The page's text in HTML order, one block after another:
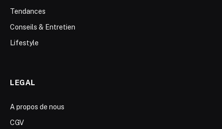
Tendances
Conseils & Entretien
Lifestyle
LEGAL
A propos de nous
CGV